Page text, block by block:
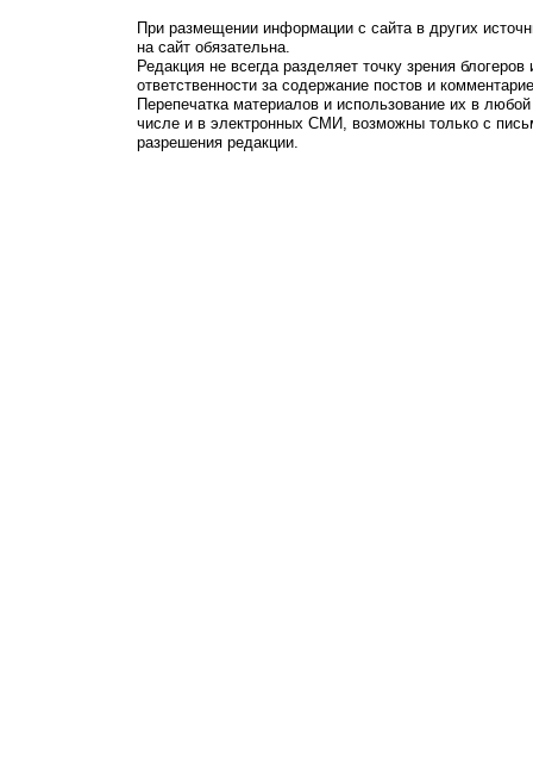
При размещении информации с сайта в других
на сайт обязательна.
Редакция не всегда разделяет точку зрения блогеров
ответственности за содержание постов и
Перепечатка материалов и использование их в
числе и в электронных СМИ, возможны только с
разрешения редакции.